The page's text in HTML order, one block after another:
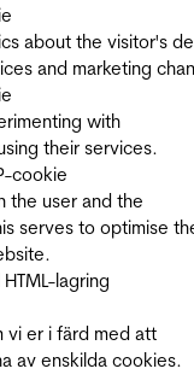
about the visitor's
and marketing
with
their services.
cookie
the user and the
serves to optimise
lagring
vi er i färd med att
av enskilda cookies.